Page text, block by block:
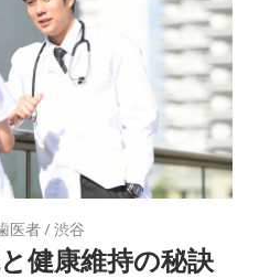
医者/渋谷
健康維持の秘訣